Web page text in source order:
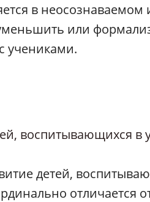
в
или
учениками.
воспитывающихся в
детей,
отличается